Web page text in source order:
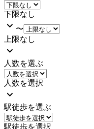
下限なし
〜
上限なし
人数を選ぶ
人数を選択
駅徒歩を選ぶ
駅徒歩を選択